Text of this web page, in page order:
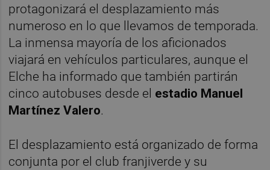
protagonizará el desplazamiento más
numeroso en lo que llevamos de temporada.
La inmensa mayoría de los aficionados
viajará en vehículos particulares, aunque el
Elche ha informado que también partirán
cinco autobuses desde el estadio Manuel
Martínez Valero.
El desplazamiento está organizado de forma
conjunta por el club franjiverde y su